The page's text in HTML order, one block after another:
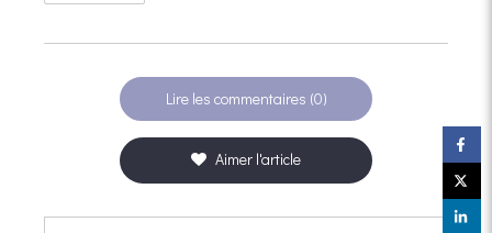
Lire les commentaires (0)
Aimer l'article